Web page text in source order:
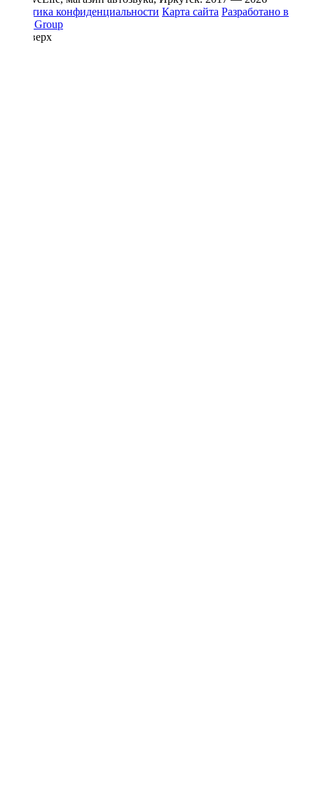
Политика конфиденциальности Карта сайта Разработано в
Prime Group